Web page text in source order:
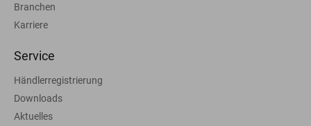
Branchen
Karriere
Service
Händlerregistrierung
Downloads
Aktuelles